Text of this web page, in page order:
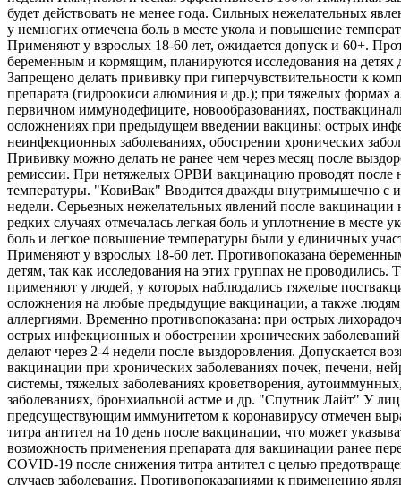
будет действовать не менее года. Сильных нежелательных
у немногих отмечена боль в месте укола и повышение
Применяют у взрослых 18-60 лет, ожидается допуск и 60+.
беременным и кормящим, планируются исследования на детях
Запрещено делать прививку при гиперчувствительности к
препарата (гидроокиси алюминия и др.); при тяжелых формах
первичном иммунодефиците, новообразованиях,
осложнениях при предыдущем введении вакцины; острых
неинфекционных заболеваниях, обострении хронических
Прививку можно делать не ранее чем через месяц после
ремиссии. При нетяжелых ОРВИ вакцинацию проводят после
температуры. "КовиВак" Вводится дважды внутримышечно с
недели. Серьезных нежелательных явлений после вакцинации
редких случаях отмечалась легкая боль и уплотнение в месте
боль и легкое повышение температуры были у единичных
Применяют у взрослых 18-60 лет. Противопоказана
детям, так как исследования на этих группах не проводились.
применяют у людей, у которых наблюдались тяжелые
осложнения на любые предыдущие вакцинации, а также
аллергиями. Временно противопоказана: при острых
острых инфекционных и обострении хронических
делают через 2-4 недели после выздоровления. Допускается
вакцинации при хронических заболеваниях почек, печени,
системы, тяжелых заболеваниях кроветворения,
заболеваниях, бронхиальной астме и др. "Спутник Лайт" У
предсуществующим иммунитетом к коронавирусу отмечен
титра антител на 10 день после вакцинации, что может
возможность применения препарата для вакцинации ранее
COVID-19 после снижения титра антител с целью
случаев заболевания. Противопоказаниями к применению